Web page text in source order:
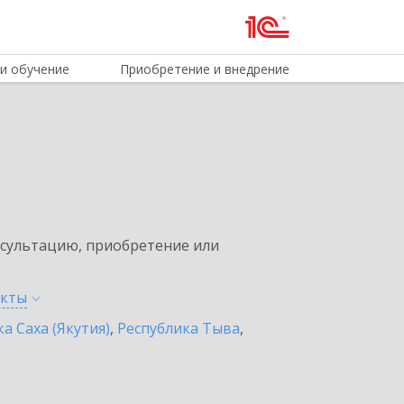
обучение Приобретение и внедрение
приобретение или
Саха (Якутия), Республика Тыва,